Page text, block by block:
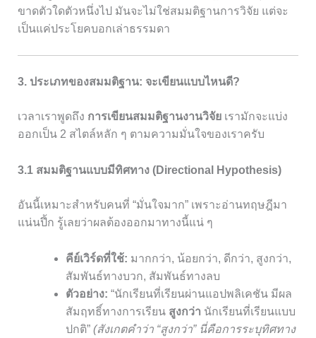
ขาดตัวใดตัวหนึ่งไป มันจะไม่ใช่สมมติฐานการวิจัย แต่จะ
เป็นแค่ประโยคบอกเล่าธรรมดา
3. ประเภทของสมมติฐาน: จะเขียนแบบไหนดี?
เวลาเราพูดถึง การเขียนสมมติฐานงานวิจัยเรามักจะแบ่ง
ออกเป็น 2 สไตล์หลัก ๆ ตามความมั่นใจของเราครับ
3.1 สมมติฐานแบบมีทิศทาง (Directional Hypothesis)
อันนี้เหมาะสำหรับคนที่ “มั่นใจมาก” เพราะอ่านทฤษฎีมา
แน่นปึ้ก รู้เลยว่าผลต้องออกมาทางนี้แน่ ๆ
คีย์เวิร์ดที่ใช้: มากกว่า, น้อยกว่า, ดีกว่า, สูงกว่า,
สัมพันธ์ทางบวก, สัมพันธ์ทางลบ
ตัวอย่าง: “นักเรียนที่เรียนผ่านแอปพลิเคชัน มีผล
สัมฤทธิ์ทางการเรียน สูงกว่า นักเรียนที่เรียนแบบ
ปกติ” (สังเกตคำว่า “สูงกว่า” นี่คือการระบุทิศทาง